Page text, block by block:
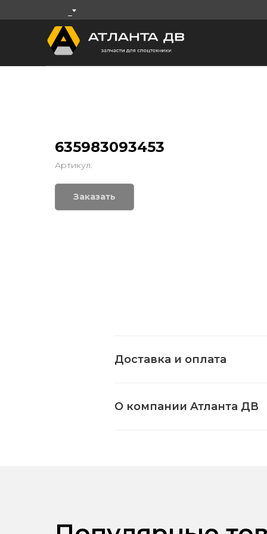
635983093453
Артикул:
Заказать
Доставка и оплата
О компании Атланта ДВ